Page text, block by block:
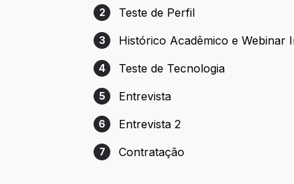
Etapa 2: Teste de Perfil
2 Teste de Perfil
Etapa 3: Histórico Acadêmico e
3 Histórico Acadêmico e Webinar
Etapa 4: Teste de Tecnologia
4 Teste de Tecnologia
Etapa 5: Entrevista
5 Entrevista
Etapa 6: Entrevista 2
6 Entrevista 2
Etapa 7: Contratação
7 Contratação